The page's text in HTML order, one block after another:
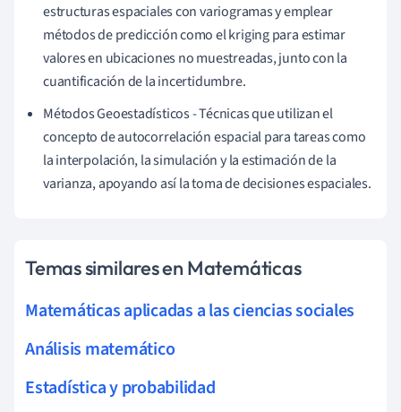
estructuras espaciales con variogramas y emplear
métodos de predicción como el kriging para estimar
valores en ubicaciones no muestreadas, junto con la
cuantificación de la incertidumbre.
Métodos Geoestadísticos - Técnicas que utilizan el
concepto de autocorrelación espacial para tareas como
la interpolación, la simulación y la estimación de la
varianza, apoyando así la toma de decisiones espaciales.
Temas similares en Matemáticas
Matemáticas aplicadas a las ciencias sociales
Análisis matemático
Estadística y probabilidad